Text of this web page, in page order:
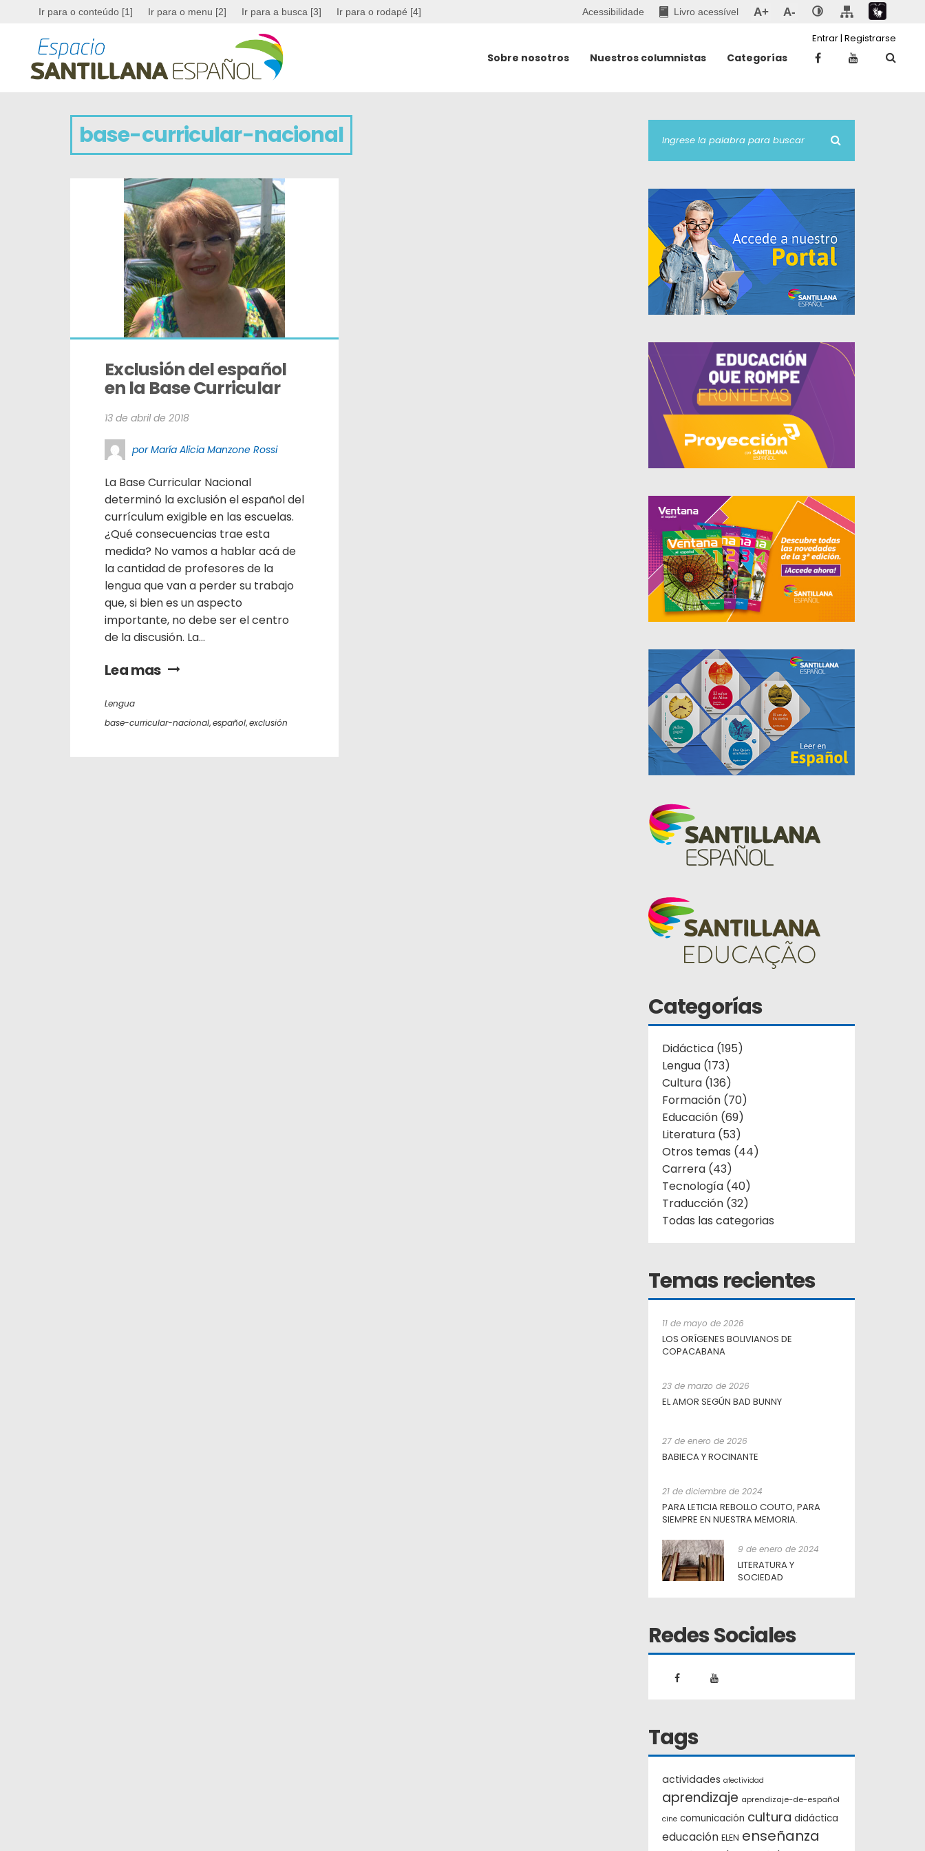
Ir para o conteúdo [1] Ir para o menu [2] Ir para a busca [3] Ir para o rodapé [4] Acessibilidade Livro acessível A+ A-
Sobre nosotros Nuestros columnistas Categorías
Entrar| Registrarse
base-curricular-nacional
Exclusión del español
en la Base Curricular
13 de abril de 2018
por María Alicia Manzone Rossi
La Base Curricular Nacional
determinó la exclusión el español del
currículum exigible en las escuelas.
¿Qué consecuencias trae esta
medida? No vamos a hablar acá de
la cantidad de profesores de la
lengua que van a perder su trabajo
que, si bien es un aspecto
importante, no debe ser el centro
de la discusión. La...
Lea mas
Lengua
base-curricular-nacional,español,exclusión
Categorías
Didáctica (195)
Lengua (173)
Cultura (136)
Formación (70)
Educación (69)
Literatura (53)
Otros temas (44)
Carrera (43)
Tecnología (40)
Traducción (32)
Todas las categorias
Temas recientes
11 de mayo de 2026
LOS ORÍGENES BOLIVIANOS DE
COPACABANA
23 de marzo de 2026
EL AMOR SEGÚN BAD BUNNY
27 de enero de 2026
BABIECA Y ROCINANTE
21 de diciembre de 2024
PARA LETICIA REBOLLO COUTO, PARA
SIEMPRE EN NUESTRA MEMORIA.
9 de enero de 2024
LITERATURA Y
SOCIEDAD
Redes Sociales
Tags
actividades afectividad
aprendizaje aprendizaje-de-español
cine comunicación cultura didáctica
educación ELEN enseñanza